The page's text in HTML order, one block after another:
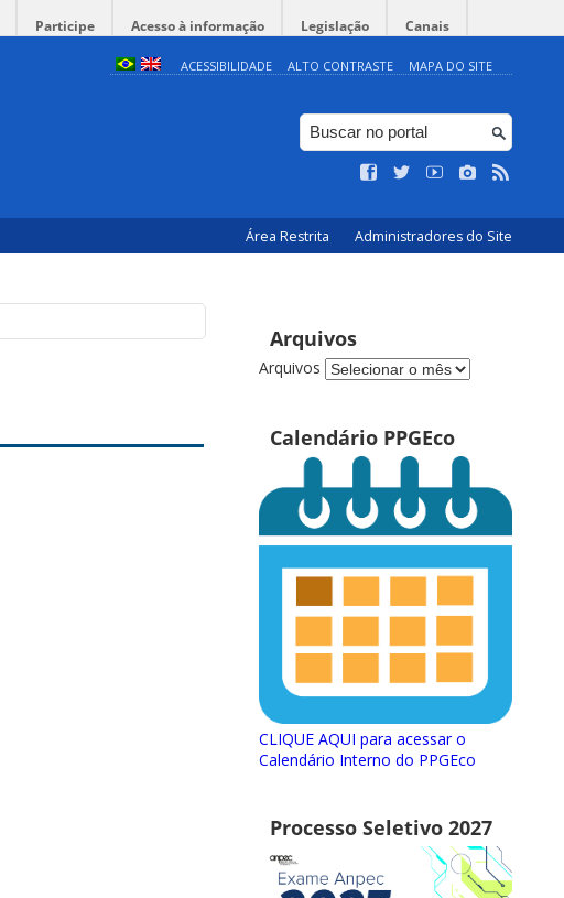
Participe Acesso à informação Legislação Canais
ACESSIBILIDADE ALTO CONTRASTE MAPA DO SITE
Área Restrita Administradores do Site
Arquivos
Arquivos
Calendário PPGEco
CLIQUE AQUI para acessar o
Calendário Interno do PPGEco
Processo Seletivo 2027